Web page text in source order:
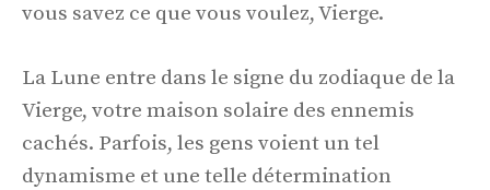
vous savez ce que vous voulez, Vierge.
La Lune entre dans le signe du zodiaque de la
Vierge, votre maison solaire des ennemis
cachés. Parfois, les gens voient un tel
dynamisme et une telle détermination